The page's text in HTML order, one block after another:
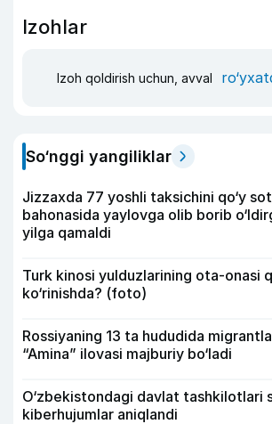
Izohlar
Izoh qoldirish uchun, avval
So‘nggi yangiliklar
Jizzaxda 77 yoshli taksichini qo‘y
bahonasida yaylovga olib borib
yilga qamaldi
Turk kinosi yulduzlarining ota-onasi
ko‘rinishda? (foto)
Rossiyaning 13 ta hududida
“Amina” ilovasi majburiy bo‘ladi
O‘zbekistondagi davlat tashkilotlari
kiberhujumlar aniqlandi